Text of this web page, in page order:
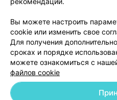
оперировал доктор Заталока
использованием имплантанта.
регистратуре платной и
доктора такого нет и помочь
обратится к участковому
ходить.Вот такая история с
Отзывы
Вы можете настроить
cookie или изменить свое
Для получения
сроках и порядке
можете ознакомиться с
файлов cookie